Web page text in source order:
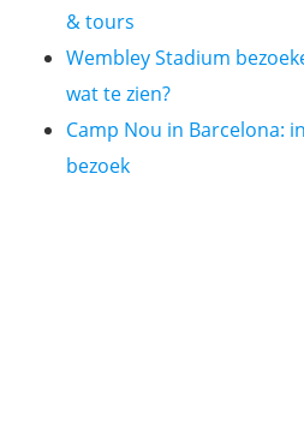
& tours
Wembley Stadium
wat te zien?
Camp Nou in Barcelona:
bezoek